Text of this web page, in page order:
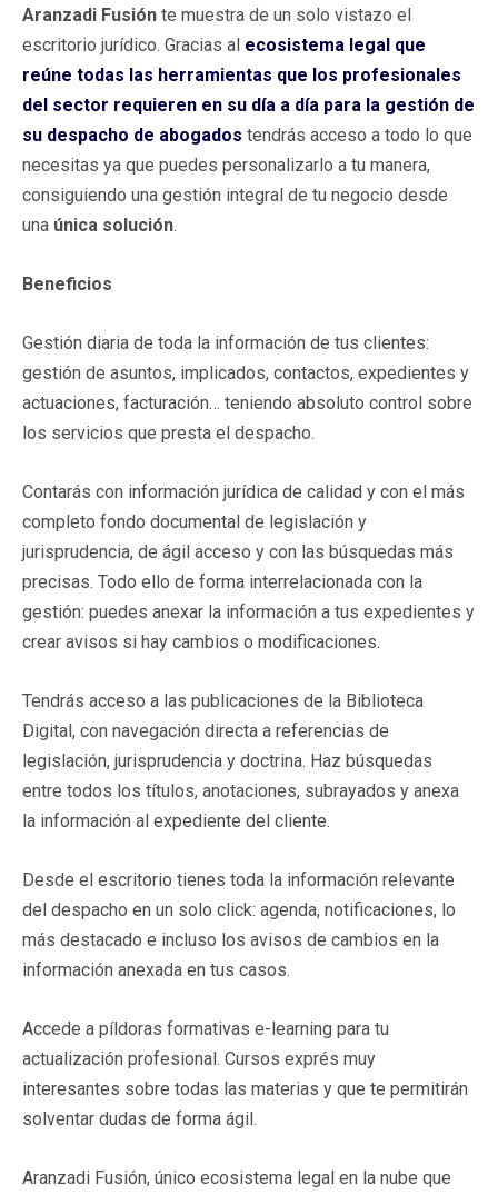
Aranzadi Fusión te muestra de un solo vistazo el
escritorio jurídico. Gracias al ecosistema legal que
reúne todas las herramientas que los profesionales
del sector requieren en su día a día para la gestión de
su despacho de abogados tendrás acceso a todo lo que
necesitas ya que puedes personalizarlo a tu manera,
consiguiendo una gestión integral de tu negocio desde
una única solución.
Beneficios
Gestión diaria de toda la información de tus clientes:
gestión de asuntos, implicados, contactos, expedientes y
actuaciones, facturación… teniendo absoluto control sobre
los servicios que presta el despacho.
Contarás con información jurídica de calidad y con el más
completo fondo documental de legislación y
jurisprudencia, de ágil acceso y con las búsquedas más
precisas. Todo ello de forma interrelacionada con la
gestión: puedes anexar la información a tus expedientes y
crear avisos si hay cambios o modificaciones.
Tendrás acceso a las publicaciones de la Biblioteca
Digital, con navegación directa a referencias de
legislación, jurisprudencia y doctrina. Haz búsquedas
entre todos los títulos, anotaciones, subrayados y anexa
la información al expediente del cliente.
Desde el escritorio tienes toda la información relevante
del despacho en un solo click: agenda, notificaciones, lo
más destacado e incluso los avisos de cambios en la
información anexada en tus casos.
Accede a píldoras formativas e-learning para tu
actualización profesional. Cursos exprés muy
interesantes sobre todas las materias y que te permitirán
solventar dudas de forma ágil.
Aranzadi Fusión, único ecosistema legal en la nube que